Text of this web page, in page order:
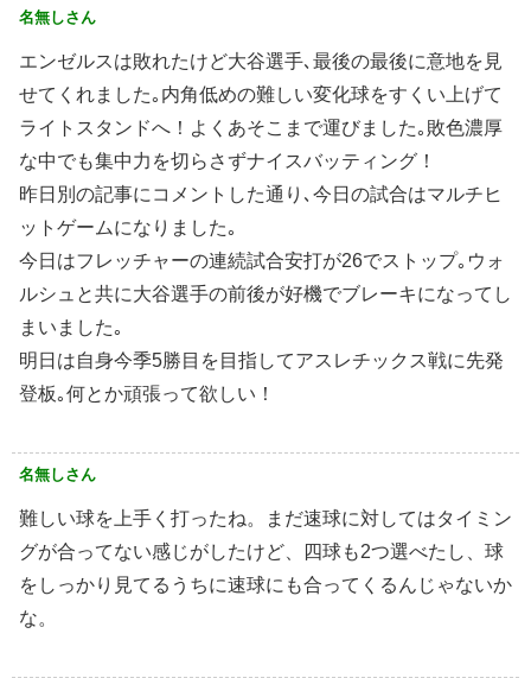
名無しさん
エンゼルスは敗れたけど大谷選手､最後の最後に意地を見
せてくれました｡内角低めの難しい変化球をすくい上げて
ライトスタンドへ！よくあそこまで運びました｡敗色濃厚
な中でも集中力を切らさずナイスバッティング！
昨日別の記事にコメントした通り､今日の試合はマルチヒ
ットゲームになりました｡
今日はフレッチャーの連続試合安打が26でストップ｡ウォ
ルシュと共に大谷選手の前後が好機でブレーキになってし
まいました｡
明日は自身今季5勝目を目指してアスレチックス戦に先発
登板｡何とか頑張って欲しい！
名無しさん
難しい球を上手く打ったね。まだ速球に対してはタイミン
グが合ってない感じがしたけど、四球も2つ選べたし、球
をしっかり見てるうちに速球にも合ってくるんじゃないか
な。